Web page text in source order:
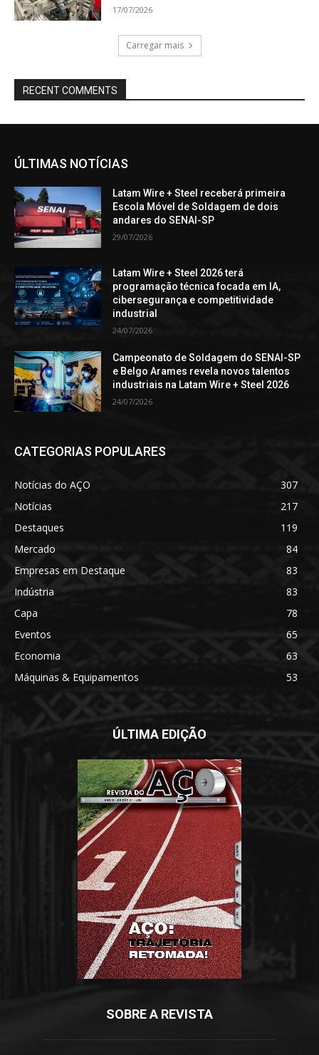
17/07/2026
Carregar mais
RECENT COMMENTS
ÚLTIMAS NOTÍCIAS
Latam Wire + Steel receberá primeira
Escola Móvel de Soldagem de dois
andares do SENAI-SP
29/07/2026
Latam Wire + Steel 2026 terá
programação técnica focada em IA,
cibersegurança e competitividade
industrial
24/07/2026
Campeonato de Soldagem do SENAI-SP
e Belgo Arames revela novos talentos
industriais na Latam Wire + Steel 2026
24/07/2026
CATEGORIAS POPULARES
Notícias do AÇO
307
Notícias
217
Destaques
119
Mercado
84
Empresas em Destaque
83
Indústria
83
Capa
78
Eventos
65
Economia
63
Máquinas & Equipamentos
53
ÚLTIMA EDIÇÃO
SOBRE A REVISTA